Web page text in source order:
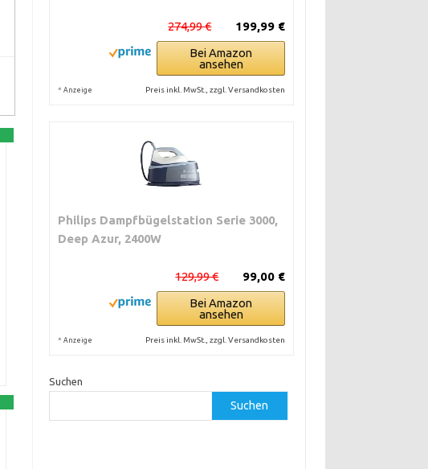
199,99 €
274,99 €
Bei Amazon
ansehen
* Anzeige Preis inkl. MwSt., zzgl. Versandkosten
Philips Dampfbügelstation Serie 3000,
Deep Azur, 2400W
99,00 €
129,99 €
Bei Amazon
ansehen
* Anzeige Preis inkl. MwSt., zzgl. Versandkosten
Suchen
Suchen